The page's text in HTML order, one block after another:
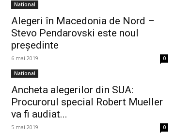
National
Alegeri în Macedonia de Nord –
Stevo Pendarovski este noul
președinte
6 mai 2019 0
National
Ancheta alegerilor din SUA:
Procurorul special Robert Mueller
va fi audiat...
5 mai 2019 0